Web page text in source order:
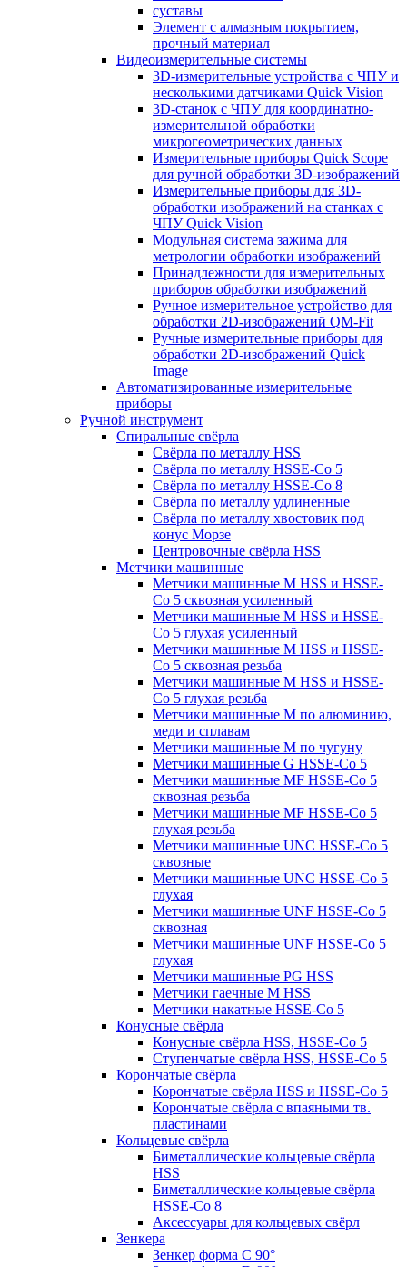
суставы
Элемент с алмазным покрытием,
прочный материал
Видеоизмерительные системы
3D-измерительные устройства с ЧПУ и
несколькими датчиками Quick Vision
3D-станок с ЧПУ для координатно-
измерительной обработки
микрогеометрических данных
Измерительные приборы Quick Scope
для ручной обработки 3D-изображений
Измерительные приборы для 3D-
обработки изображений на станках с
ЧПУ Quick Vision
Модульная система зажима для
метрологии обработки изображений
Принадлежности для измерительных
приборов обработки изображений
Ручное измерительное устройство для
обработки 2D-изображений QM-Fit
Ручные измерительные приборы для
обработки 2D-изображений Quick
Image
Автоматизированные измерительные
приборы
Ручной инструмент
Спиральные свёрла
Свёрла по металлу HSS
Свёрла по металлу HSSE-Co 5
Свёрла по металлу HSSE-Co 8
Свёрла по металлу удлиненные
Свёрла по металлу хвостовик под
конус Морзе
Центровочные свёрла HSS
Метчики машинные
Метчики машинные M HSS и HSSE-
Co 5 сквозная усиленный
Метчики машинные M HSS и HSSE-
Co 5 глухая усиленный
Метчики машинные M HSS и HSSE-
Co 5 сквозная резьба
Метчики машинные M HSS и HSSE-
Co 5 глухая резьба
Метчики машинные M по алюминию,
меди и сплавам
Метчики машинные M по чугуну
Метчики машинные G HSSE-Co 5
Метчики машинные MF HSSE-Co 5
сквозная резьба
Метчики машинные MF HSSE-Co 5
глухая резьба
Метчики машинные UNC HSSE-Co 5
сквозные
Метчики машинные UNC HSSE-Co 5
глухая
Метчики машинные UNF HSSE-Co 5
сквозная
Метчики машинные UNF HSSE-Co 5
глухая
Метчики машинные PG HSS
Метчики гаечные M HSS
Метчики накатные HSSE-Co 5
Конусные свёрла
Конусные свёрла HSS, HSSE-Co 5
Ступенчатые свёрла HSS, HSSE-Co 5
Корончатые свёрла
Корончатые свёрла HSS и HSSE-Co 5
Корончатые свёрла с впаяными тв.
пластинами
Кольцевые свёрла
Биметаллические кольцевые свёрла
HSS
Биметаллические кольцевые свёрла
HSSE-Co 8
Аксессуары для кольцевых свёрл
Зенкера
Зенкер форма С 90°